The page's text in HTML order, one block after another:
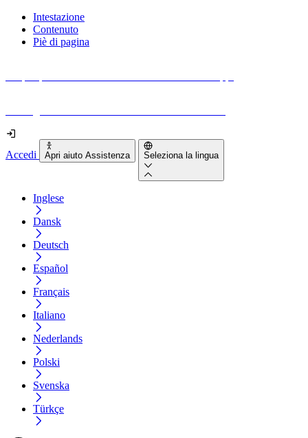
Intestazione
Contenuto
Piè di pagina
Accedi Apri aiuto Assistenza Seleziona la lingua
Inglese
Dansk
Deutsch
Español
Français
Italiano
Nederlands
Polski
Svenska
Türkçe